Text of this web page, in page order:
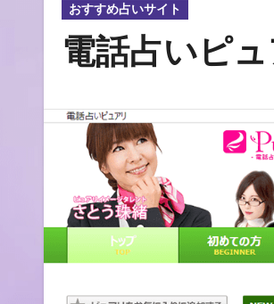
おすすめ占いサイト
電話占いピュ